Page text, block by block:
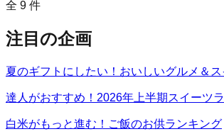
全 9 件
注目の企画
夏のギフトにしたい！おいしいグルメ＆ス
達人がおすすめ！2026年上半期スイーツ
白米がもっと進む！ご飯のお供ランキング